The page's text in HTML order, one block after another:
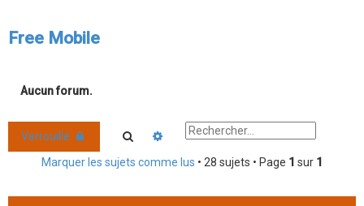
Free Mobile
Aucun forum.
Verrouillé RechercherRecherche avancée
Marquer les sujets comme lus • 28 sujets • Page 1 sur 1